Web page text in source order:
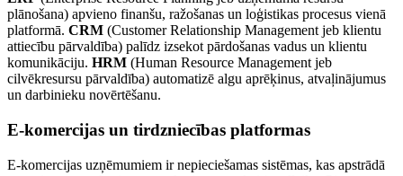
plānošana) apvieno finanšu, ražošanas un loģistikas procesus vienā
platformā. CRM (Customer Relationship Management jeb klientu
attiecību pārvaldība) palīdz izsekot pārdošanas vadus un klientu
komunikāciju. HRM (Human Resource Management jeb
cilvēkresursu pārvaldība) automatizē algu aprēķinus, atvaļinājumus
un darbinieku novērtēšanu.
E-komercijas un tirdzniecības platformas
E-komercijas uzņēmumiem ir nepieciešamas sistēmas, kas apstrādā